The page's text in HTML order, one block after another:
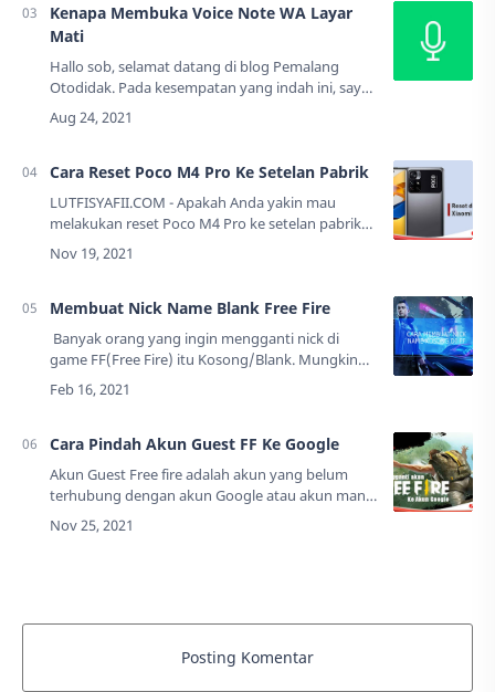
Kenapa Membuka Voice Note WA Layar
Mati
Hallo sob, selamat datang di blog Pemalang
Otodidak. Pada kesempatan yang indah ini, saya
akan membagikan sebuah tutorial. Tutorial cara
mengatasi Voice Note WA ketika dibuka layar…
Cara Reset Poco M4 Pro Ke Setelan Pabrik
LUTFISYAFII.COM - Apakah Anda yakin mau
melakukan reset Poco M4 Pro ke setelan pabrik?
Jika iya, tepat sekali Anda membaca tutorial
ini.Poco M4 Pro telah mengusung spesifikasi dan
Membuat Nick Name Blank Free Fire
Banyak orang yang ingin mengganti nick di
game FF(Free Fire) itu Kosong/Blank. Mungkin
Anda mencoba mengganti nick Anda dengan
spasi tetapi gagal ya, karena karakter dianggap…
Cara Pindah Akun Guest FF Ke Google
Akun Guest Free fire adalah akun yang belum
terhubung dengan akun Google atau akun mana
pun, alias akun bodong. Menghubungkan atau
mengaitkan akun FF Guest ke Google dapat
Posting Komentar